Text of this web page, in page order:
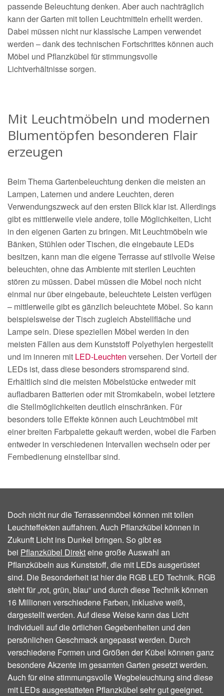
passende Beleuchtung denken. Aber auch nachträglich
kann der Garten mit tollen Leuchtmitteln erhellt werden.
Dabei müssen nicht nur klassische Lampen verwendet
werden – dank des technischen Fortschrittes können auch
Möbel und Pflanzkübel für stimmungsvolle
Lichtverhältnisse sorgen.
Mit Leuchtmöbeln und modernen
Blumentöpfen besonderen Flair
erzeugen
Beim Thema Gartenbeleuchtung denken die meisten an
Lampen, Laternen und andere Leuchten, deren
Verwendungszweck auf den ersten Blick klar ist. Allerdings
gibt es mittlerweile viele andere, tolle Möglichkeiten, Licht
in den eigenen Garten zu bringen. Mit Leuchtmöbeln wie
Bänken, Stühlen oder Tischen, die eingebaute LEDs
besitzen, kann man die eigene Terrasse auf stilvolle Weise
beleuchten, ohne das Ambiente mit sterilen Leuchten
stören zu müssen. Dabei müssen die Möbel noch nicht
einmal nur über eingebaute, beleuchtete Leisten verfügen
– mittlerweile gibt es gänzlich beleuchtete Möbel. So kann
beispielsweise der Tisch zugleich Abstellfläche und
Lampe sein. Diese speziellen Möbel werden in den
meisten Fällen aus dem Kunststoff Polyethylen hergestellt
und im inneren mit LED-Leuchten versehen. Der Vorteil der
LEDs ist, dass diese besonders stromsparend sind.
Erhältlich sind die meisten Möbelstücke entweder mit
aufladbaren Batterien oder mit Stromkabeln, wobei letztere
die Stellmöglichkeiten deutlich einschränken. Für
besonders tolle Effekte können auch Leuchtmöbel mit
einer breiten Farbpalette gekauft werden, wobei die Farben
entweder in verschiedenen Intervallen wechseln oder per
Fernbedienung einstellbar sind.
Doch nicht nur die Terrassenmöbel können mit tollen
Leuchteffekten auffahren. Auch Pflanzkübel können in
Zukunft Licht ins Dunkel bringen. So gibt es
bei Pflanzkübel Direkteine große Auswahl an
Pflanzkübeln aus Kunststoff, die mit LEDs ausgerüstet
sind. Die Besonderheit ist hier die RGB LED Technik. RGB
steht für „rot, grün, blau“ und durch diese Technik können
16 Millionen verschiedene Farben, inklusive weiß,
dargestellt werden. Auf diese Weise kann das Licht
individuell auf die örtlichen Gegebenheiten und den
persönlichen Geschmack angepasst werden. Durch
verschiedene Formen und Größen der Kübel können ganz
besondere Akzente im gesamten Garten gesetzt werden.
Auch für eine stimmungsvolle Wegbeleuchtung sind diese
mit LEDs ausgestatteten Pflanzkübel sehr gut geeignet.